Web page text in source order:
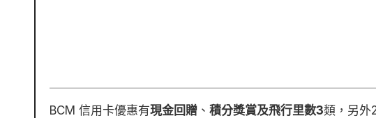
BCM 信用卡優惠有現金回贈 、 積分獎賞及飛行里數3類，另外